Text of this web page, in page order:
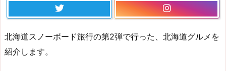
北海道スノーボード旅行の第2弾で行った、北海道グルメを
紹介します。